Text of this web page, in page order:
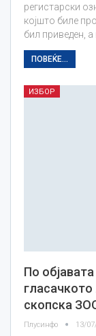
регистарски
којшто биле
бил приведен, а
ПОВЕЌЕ...
ИЗБОР
По
скопска
Плусинфо 13/